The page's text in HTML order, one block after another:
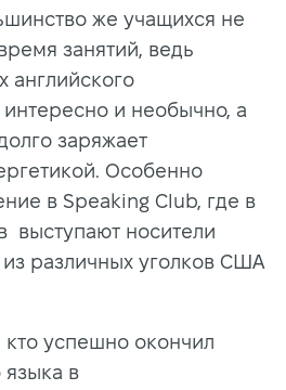
же учащихся не
занятий, ведь
английского
и необычно, а
заряжает
Особенно
в Speaking Club, где в
выступают носители
из различных уголков США
кто успешно окончил
языка в